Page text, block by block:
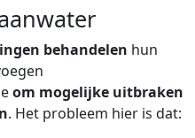
behandelen hun
om mogelijke uitbraken
. Het probleem hier is dat: